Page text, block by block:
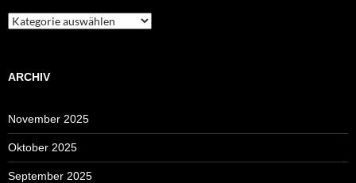
Kategorien
ARCHIV
November 2025
Oktober 2025
September 2025